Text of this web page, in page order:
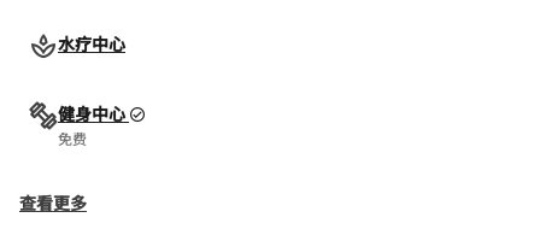
水疗中心
健身中心
免费
查看更多